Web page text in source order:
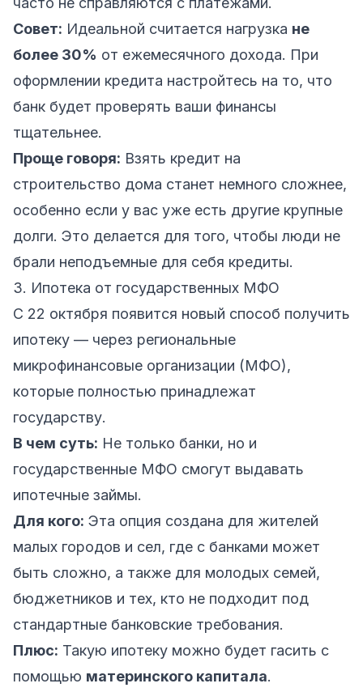
Совет: Идеальной считается нагрузка не
более 30% от ежемесячного дохода. При
оформлении кредита настройтесь на то, что
банк будет проверять ваши финансы
тщательнее.
Проще говоря: Взять кредит на
строительство дома станет немного сложнее,
особенно если у вас уже есть другие крупные
долги. Это делается для того, чтобы люди не
брали неподъемные для себя кредиты.
3. Ипотека от государственных МФО
С 22 октября появится новый способ получить
ипотеку — через региональные
микрофинансовые организации (МФО),
которые полностью принадлежат
государству.
В чем суть: Не только банки, но и
государственные МФО смогут выдавать
ипотечные займы.
Для кого: Эта опция создана для жителей
малых городов и сел, где с банками может
быть сложно, а также для молодых семей,
бюджетников и тех, кто не подходит под
стандартные банковские требования.
Плюс: Такую ипотеку можно будет гасить с
помощью материнского капитала.